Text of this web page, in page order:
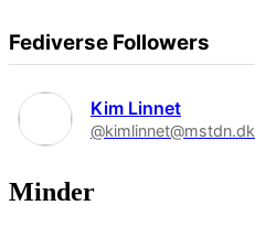
Fediverse Followers
Kim Linnet
@kimlinnet@mstdn.dk
Minder